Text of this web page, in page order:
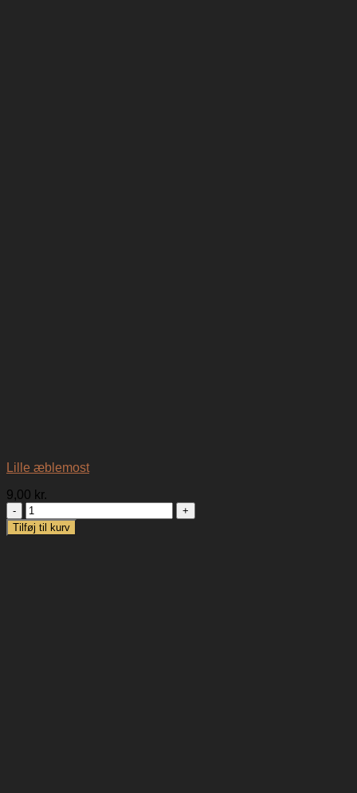
Lille æblemost
9,00 kr.
Lille
æblemost
antal
Tilføj til kurv